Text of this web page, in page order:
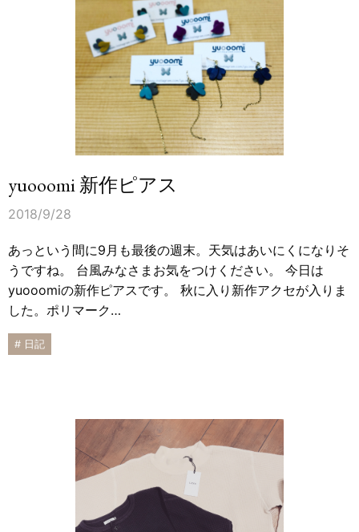
yuooomi 新作ピアス
2018/9/28
あっという間に9月も最後の週末。天気はあいにくになりそ
うですね。 台風みなさまお気をつけください。 今日は
yuooomiの新作ピアスです。 秋に入り新作アクセが入りま
した。ポリマーク…
# 日記